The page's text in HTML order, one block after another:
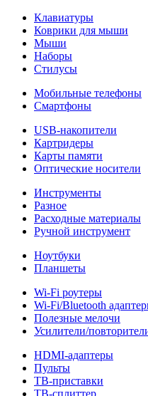
Клавиатуры
Коврики для мыши
Мыши
Наборы
Стилусы
Мобильные телефоны
Смартфоны
USB-накопители
Картридеры
Карты памяти
Оптические носители
Инструменты
Разное
Расходные материалы
Ручной инструмент
Ноутбуки
Планшеты
Wi-Fi роутеры
Wi-Fi/Bluetooth
Полезные мелочи
Усилители/
HDMI-адаптеры
Пульты
ТВ-приставки
ТВ-сплиттер